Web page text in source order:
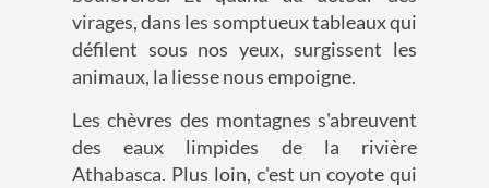
virages, dans les somptueux tableaux qui
défilent sous nos yeux, surgissent les
animaux, la liesse nous empoigne.
Les chèvres des montagnes s'abreuvent
des eaux limpides de la rivière
Athabasca. Plus loin, c'est un coyote qui